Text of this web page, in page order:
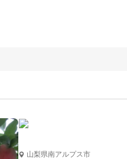
山梨県南アルプス市